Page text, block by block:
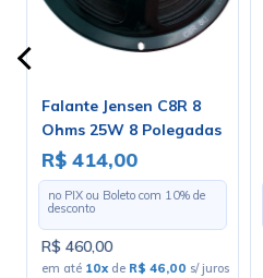
Falante Jensen C8R 8
Ohms 25W 8 Polegadas
- ZJ04020
R$ 414,00
no PIX ou Boleto com 10% de
desconto
R$ 460,00
em até 10xde R$ 46,00 s/ juros